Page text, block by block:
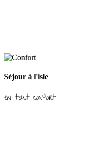
Séjour à l'isle
en tout confort